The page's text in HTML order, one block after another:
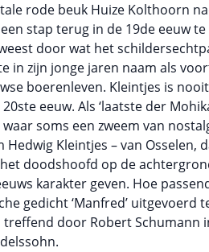
rode beuk Huize Kolthoorn
stap terug in de 19de eeuw
door wat het
in zijn jonge jaren naam als
boerenleven. Kleintjes is
eeuw. Als ‘laatste der
soms een zweem van
Kleintjes – van Osselen,
doodshoofd op de
karakter geven. Hoe
gedicht ‘Manfred’ uitgevoerd
door Robert Schumann